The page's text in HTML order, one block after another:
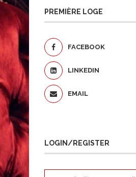
PREMIÈRE LOGE
FACEBOOK
LINKEDIN
EMAIL
LOGIN/REGISTER